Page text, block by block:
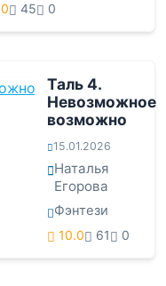
45 0
Таль 4.
Невозможное
возможно
15.01.2026
Наталья
Егорова
Фэнтези
10.0 61 0